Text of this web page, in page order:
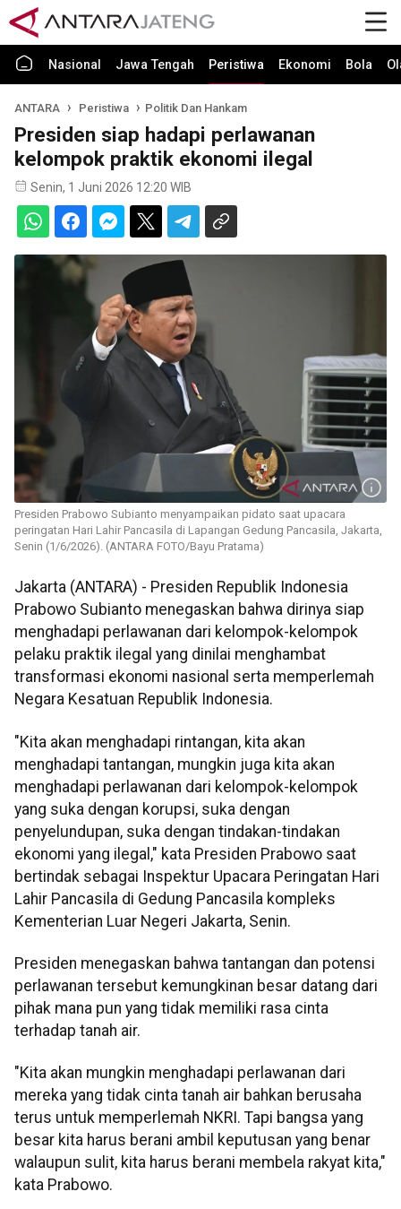
Nasional Jawa Tengah Peristiwa Ekonomi Bola
ANTARA Peristiwa Politik Dan Hankam
Presiden siap hadapi perlawanan
kelompok praktik ekonomi ilegal
Senin, 1 Juni 2026 12:20 WIB
Presiden Prabowo Subianto menyampaikan pidato saat upacara
peringatan Hari Lahir Pancasila di Lapangan Gedung Pancasila, Jakarta,
Senin (1/6/2026). (ANTARA FOTO/Bayu Pratama)
Jakarta (ANTARA) - Presiden Republik Indonesia
Prabowo Subianto menegaskan bahwa dirinya siap
menghadapi perlawanan dari kelompok-kelompok
pelaku praktik ilegal yang dinilai menghambat
transformasi ekonomi nasional serta memperlemah
Negara Kesatuan Republik Indonesia.
"Kita akan menghadapi rintangan, kita akan
menghadapi tantangan, mungkin juga kita akan
menghadapi perlawanan dari kelompok-kelompok
yang suka dengan korupsi, suka dengan
penyelundupan, suka dengan tindakan-tindakan
ekonomi yang ilegal," kata Presiden Prabowo saat
bertindak sebagai Inspektur Upacara Peringatan Hari
Lahir Pancasila di Gedung Pancasila kompleks
Kementerian Luar Negeri Jakarta, Senin.
Presiden menegaskan bahwa tantangan dan potensi
perlawanan tersebut kemungkinan besar datang dari
pihak mana pun yang tidak memiliki rasa cinta
terhadap tanah air.
"Kita akan mungkin menghadapi perlawanan dari
mereka yang tidak cinta tanah air bahkan berusaha
terus untuk memperlemah NKRI. Tapi bangsa yang
besar kita harus berani ambil keputusan yang benar
walaupun sulit, kita harus berani membela rakyat kita,"
kata Prabowo.